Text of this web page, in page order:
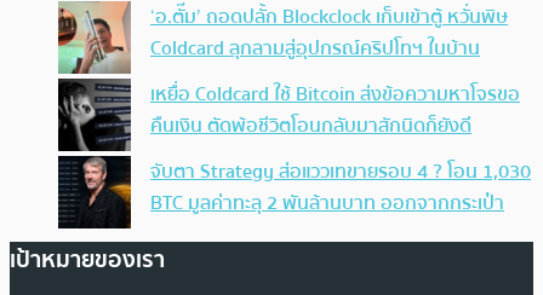
‘อ.ตั๊ม’ ถอดปลั้ก Blockclock เก็บเข้าตู้ หวั่นพิษ
Coldcard ลุกลามสู่อุปกรณ์คริปโทฯ ในบ้าน
เหยื่อ Coldcard ใช้ Bitcoin ส่งข้อความหาโจรขอ
คืนเงิน ตัดพ้อชีวิตโอนกลับมาสักนิดก็ยังดี
จับตา Strategy ส่อแววเทขายรอบ 4 ? โอน 1,030
BTC มูลค่าทะลุ 2 พันล้านบาท ออกจากกระเป๋า
เป้าหมายของเรา